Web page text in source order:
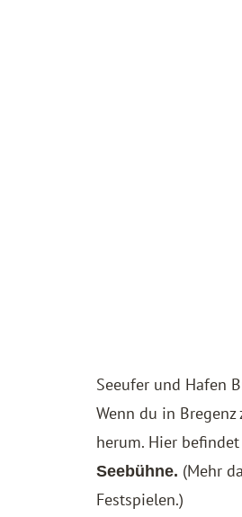
Seeufer und Hafen
Wenn du in
herum. Hier
Seebühne. (Mehr
Festspielen.)